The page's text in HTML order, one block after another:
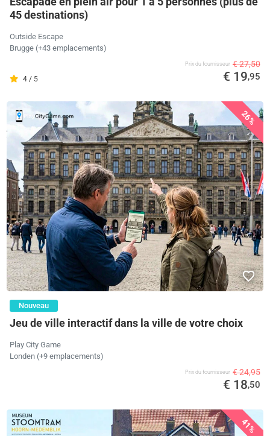
45 destinations)
Outside Escape
Brugge (+43 emplacements)
4 / 5
Prix ​​du fournisseur € 27,50
€ 19,95
26%
Nouveau
Jeu de ville interactif dans la ville de votre choix
Play City Game
Londen (+9 emplacements)
Prix ​​du fournisseur € 24,95
€ 18,50
41%